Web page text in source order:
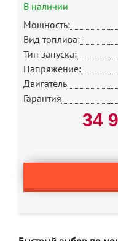
В наличии
Мощность:
Вид топлива:
Тип запуска:
Напряжение:
Двигатель
Гарантия
34